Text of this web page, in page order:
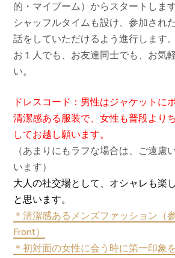
的・マイブーム）からスタートします
シャッフルタイムも設け、参加され
話をしていただけるよう進行します。
お１人でも、お友達同士でも、お気
い。
ドレスコード：男性はジャケットに
清潔感ある服装で、女性も普段より
してお越し願います。
（あまりにもラフな場合は、ご遠慮
います）
大人の社交場として、オシャレも楽
と思います。
＊清潔感あるメンズファッション（
Front）
＊初対面の女性に会う時に第一印象